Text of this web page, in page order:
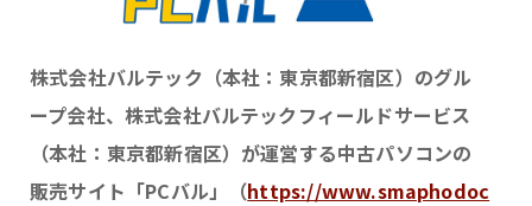
株式会社バルテック（本社：東京都新宿区）のグル
ープ会社、株式会社バルテックフィールドサービス
（本社：東京都新宿区）が運営する中古パソコンの
販売サイト「PCバル」（https://www.smaphodoc